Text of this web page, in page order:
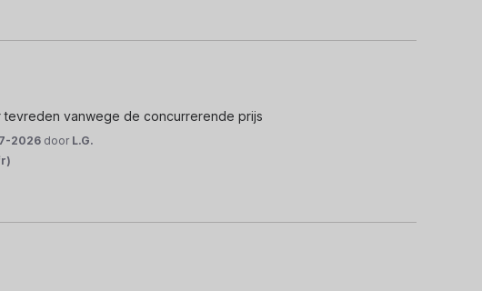
vanwege de concurrerende prijs
2026 door L.G.